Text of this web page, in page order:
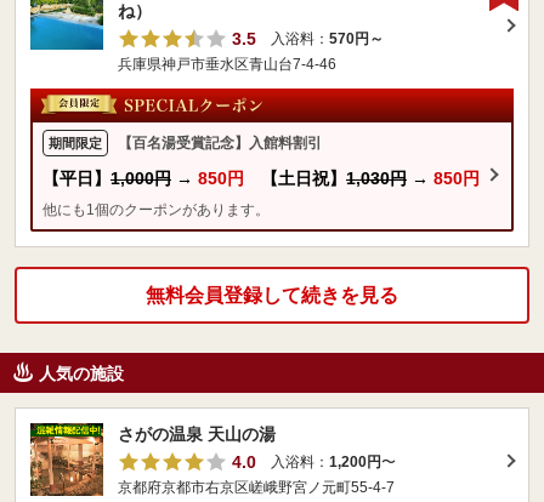
ね）
3.5
入浴料： 570円～
兵庫県神戸市垂水区青山台7-4-46
期間限定 【百名湯受賞記念】入館料割引
【平日】 1,000円 → 850円 【土日祝】 1,030円 → 850円
他にも1個のクーポンがあります。
無料会員登録して続きを見る
人気の施設
さがの温泉 天山の湯
4.0
入浴料： 1,200円〜
京都府京都市右京区嵯峨野宮ノ元町55-4-7